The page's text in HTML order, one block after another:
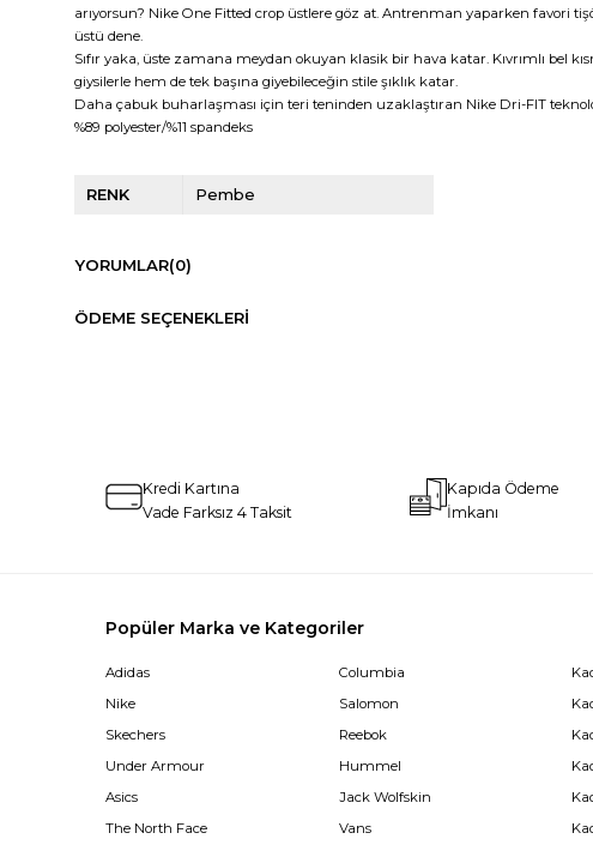
arıyorsun? Nike One Fitted crop üstlere göz at. Antrenman yaparken favori
üstü dene.
Sıfır yaka, üste zamana meydan okuyan klasik bir hava katar. Kıvrımlı bel
giysilerle hem de tek başına giyebileceğin stile şıklık katar.
Daha çabuk buharlaşması için teri teninden uzaklaştıran Nike Dri-FIT
%89 polyester/%11 spandeks
RENK Pembe
YORUMLAR(0)
ÖDEME SEÇENEKLERI
Kredi Kartına
Vade Farksız 4 Taksit
Kapıda Ödeme
İmkanı
Popüler Marka ve Kategoriler
Adidas
Nike
Skechers
Under Armour
Asics
The North Face
Columbia
Salomon
Reebok
Hummel
Jack Wolfskin
Vans